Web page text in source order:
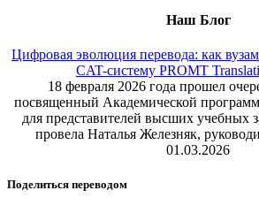
Наш Блог
Цифровая эволюция перевода: как
CAT-систему PROMT
18 февраля 2026 года прошел
посвященный Академической
для представителей высших учебных
провела Наталья Железняк,
01.03.2026
Поделиться переводом